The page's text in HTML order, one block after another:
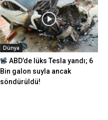
Dünya
ABD’de lüks Tesla yandı; 6
Bin galon suyla ancak
söndürüldü!